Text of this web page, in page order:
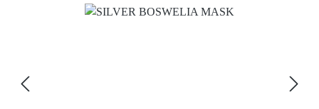
Bildergalerie überspringen